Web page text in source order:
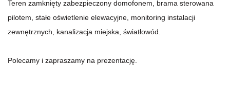
Teren zamknięty zabezpieczony domofonem, brama sterowana
pilotem, stałe oświetlenie elewacyjne, monitoring instalacji
zewnętrznych, kanalizacja miejska, światłowód.
Polecamy i zapraszamy na prezentację.